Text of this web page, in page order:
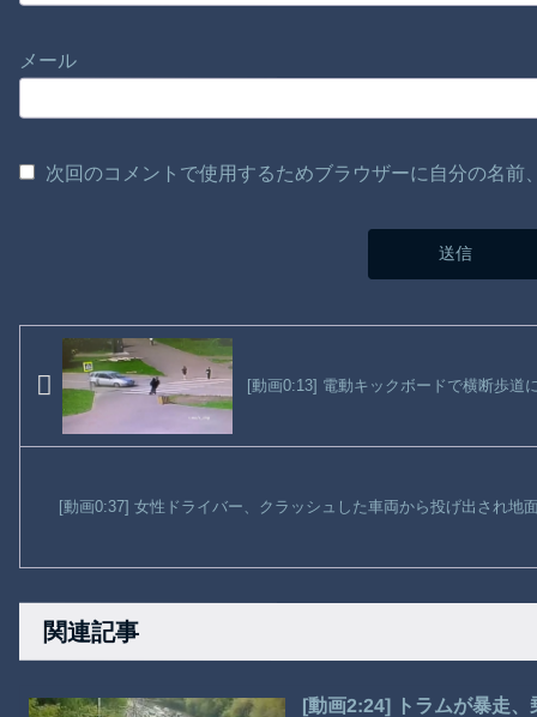
メール
次回のコメントで使用するためブラウザーに自分の名
[動画0:13] 電動キックボードで横断歩道
[動画0:37] 女性ドライバー、クラッシュした車両から投げ出され地
関連記事
[動画2:24] トラムが暴走